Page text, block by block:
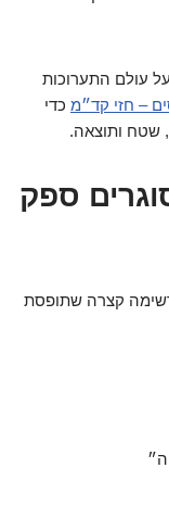
עולם התערוכות
– חזי קד״מ כדי
שטח ותוצאה.
ספק
קצרה שתופסת